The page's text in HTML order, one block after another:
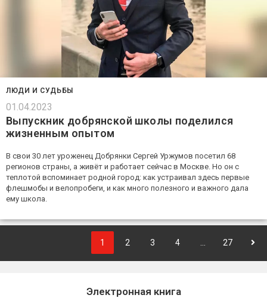
ЛЮДИ И СУДЬБЫ
01.04.2023
Выпускник добрянской школы поделился
жизненным опытом
В свои 30 лет уроженец Добрянки Сергей Уржумов посетил 68
регионов страны, а живёт и работает сейчас в Москве. Но он с
теплотой вспоминает родной город: как устраивал здесь первые
флешмобы и велопробеги, и как много полезного и важного дала
ему школа.
1 2 3 4 27
Электронная книга